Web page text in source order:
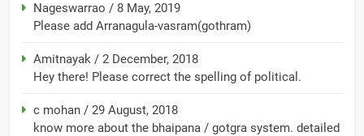
Nageswarrao / 8 May, 2019
Please add Arranagula-vasram(gothram)
Amitnayak / 2 December, 2018
Hey there! Please correct the spelling of political.
c mohan / 29 August, 2018
know more about the bhaipana / gotgra system. detailed